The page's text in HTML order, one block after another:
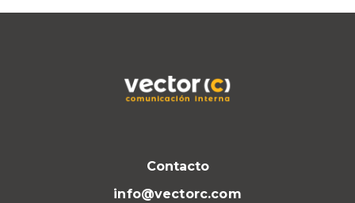
Contacto
info@vectorc.com